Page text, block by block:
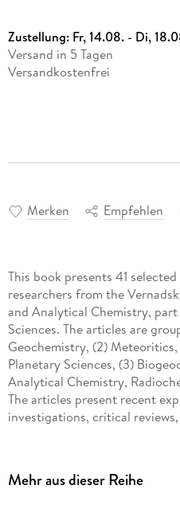
Zustellung: Fr, 14.08. - Di,
Versand in 5 Tagen
Versandkostenfrei
Merken Empfehlen
This book presents 41
researchers from the
and Analytical Chemistry,
Sciences. The articles are
Geochemistry, (2)
Planetary Sciences, (3)
Analytical Chemistry,
The articles present recent
investigations, critical
achievements and current
Mehr aus dieser Reihe